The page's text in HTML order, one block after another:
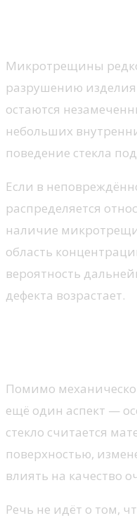
Микротрещины
разрушению
остаются
небольших
поведение стекла
Если в
распределяется
наличие
область
вероятность
дефекта возрастает.
Помимо
ещё один аспект —
стекло считается
поверхностью,
влиять на качество
Речь не идёт о том,